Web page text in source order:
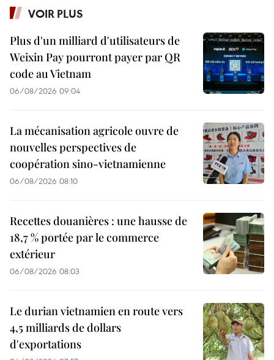
VOIR PLUS
Plus d'un milliard d'utilisateurs de
Weixin Pay pourront payer par QR
code au Vietnam
06/08/2026 09:04
La mécanisation agricole ouvre de
nouvelles perspectives de
coopération sino-vietnamienne
06/08/2026 08:10
Recettes douanières : une hausse de
18,7 % portée par le commerce
extérieur
06/08/2026 08:03
Le durian vietnamien en route vers
4,5 milliards de dollars
d'exportations